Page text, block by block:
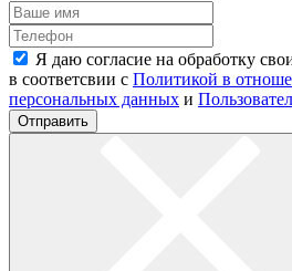
Я даю согласие на обработку
в соответсвии с Политикой в
персональных данных и
Отправить